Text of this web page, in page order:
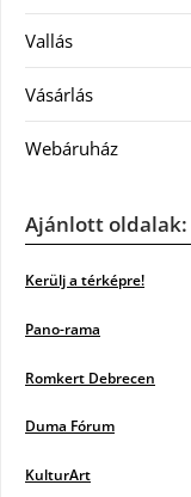
Vallás
Vásárlás
Webáruház
Ajánlott oldalak:
Kerülj a térképre!
Pano-rama
Romkert Debrecen
Duma Fórum
KulturArt